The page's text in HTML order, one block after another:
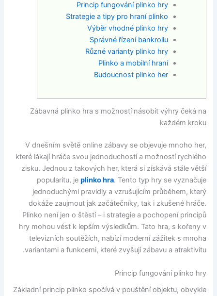
Princip fungování plinko hry
Strategie a tipy pro hraní plinko
Výběr vhodné plinko hry
Správné řízení bankrollu
Různé varianty plinko hry
Plinko a mobilní hraní
Budoucnost plinko her
Zábavná plinko hra s možností násobit výhry čeká na
každém kroku
V dnešním světě online zábavy se objevuje mnoho her,
které lákají hráče svou jednoduchostí a možností rychlého
zisku. Jednou z takových her, která si získává stále větší
popularitu, jeplinko hra . Tento typ hry se vyznačuje
jednoduchými pravidly a vzrušujícím průběhem, který
dokáže zaujmout jak začátečníky, tak i zkušené hráče.
Plinko není jen o štěstí – i strategie a pochopení principů
hry mohou vést k lepším výsledkům. Tato hra, s kořeny v
televizních soutěžích, nabízí moderní zážitek s mnoha
variantami a funkcemi, které zvyšují zábavu a atraktivitu.
Princip fungování plinko hry
Základní princip plinko spočívá v pouštění objektu, obvykle